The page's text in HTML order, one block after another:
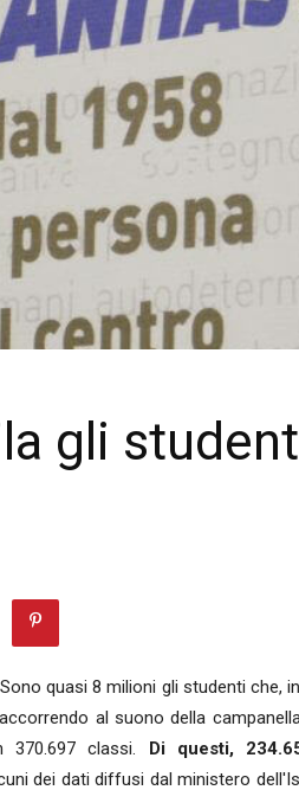
gli
Sono quasi 8 milioni gli studenti che,
al suono della
370.697 classi.
Di questi,
dei dati diffusi dal ministero